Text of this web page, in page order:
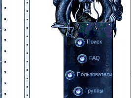
Поиск
FAQ
Пользователи
Группы